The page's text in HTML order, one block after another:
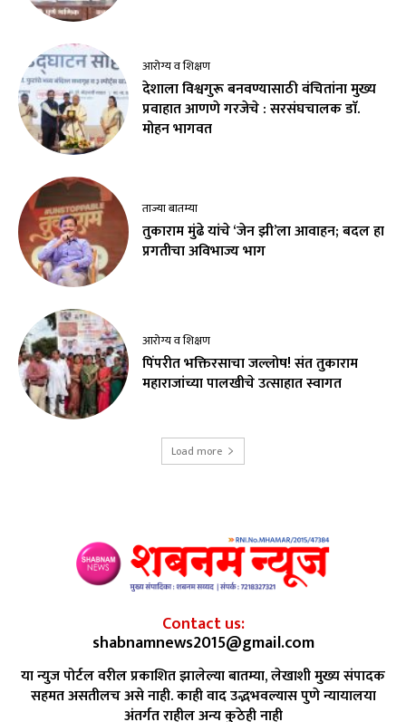
आरोग्य व शिक्षण
देशाला विश्वगुरू बनवण्यासाठी वंचितांना मुख्य
प्रवाहात आणणे गरजेचे : सरसंघचालक डाॅ.
मोहन भागवत
ताज्या बातम्या
तुकाराम मुंढे यांचे ‘जेन झी’ला आवाहन; बदल हा
प्रगतीचा अविभाज्य भाग
आरोग्य व शिक्षण
पिंपरीत भक्तिरसाचा जल्लोष! संत तुकाराम
महाराजांच्या पालखीचे उत्साहात स्वागत
Load more
Contact us:
shabnamnews2015@gmail.com
या न्युज पोर्टल वरील प्रकाशित झालेल्या बातम्या, लेखाशी मुख्य संपादक
सहमत असतीलच असे नाही. काही वाद उद्भभवल्यास पुणे न्यायालया
अंतर्गत राहील अन्य कुठेही नाही